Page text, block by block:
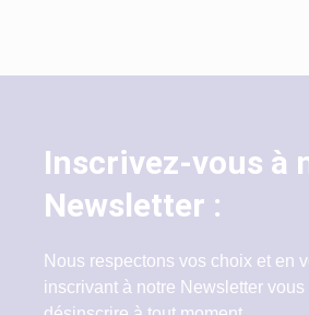
Inscrivez-vous à
Newsletter :
Nous respectons vos choix et en
inscrivant à notre Newsletter